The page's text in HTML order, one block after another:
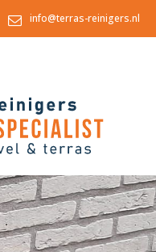
info@terras-reinigers.nl